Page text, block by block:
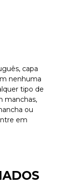
capa
nenhuma
tipo de
manchas,
ou
em